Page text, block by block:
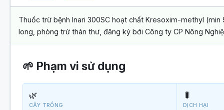
Thuốc trừ bệnh Inari 300SC hoạt chất Kresoxim-methyl
long, phòng trừ thán thư, đăng ký bởi Công ty CP Nông
🌱 Phạm vi sử dụng
🌿
CÂY TRỒNG
🐛
DỊCH HẠI